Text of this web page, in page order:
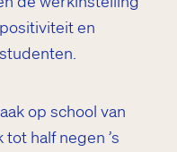
en
op school van
half negen ’s